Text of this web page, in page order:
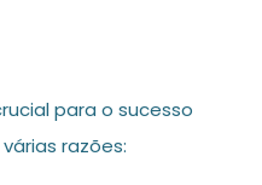
para o sucesso
razões: